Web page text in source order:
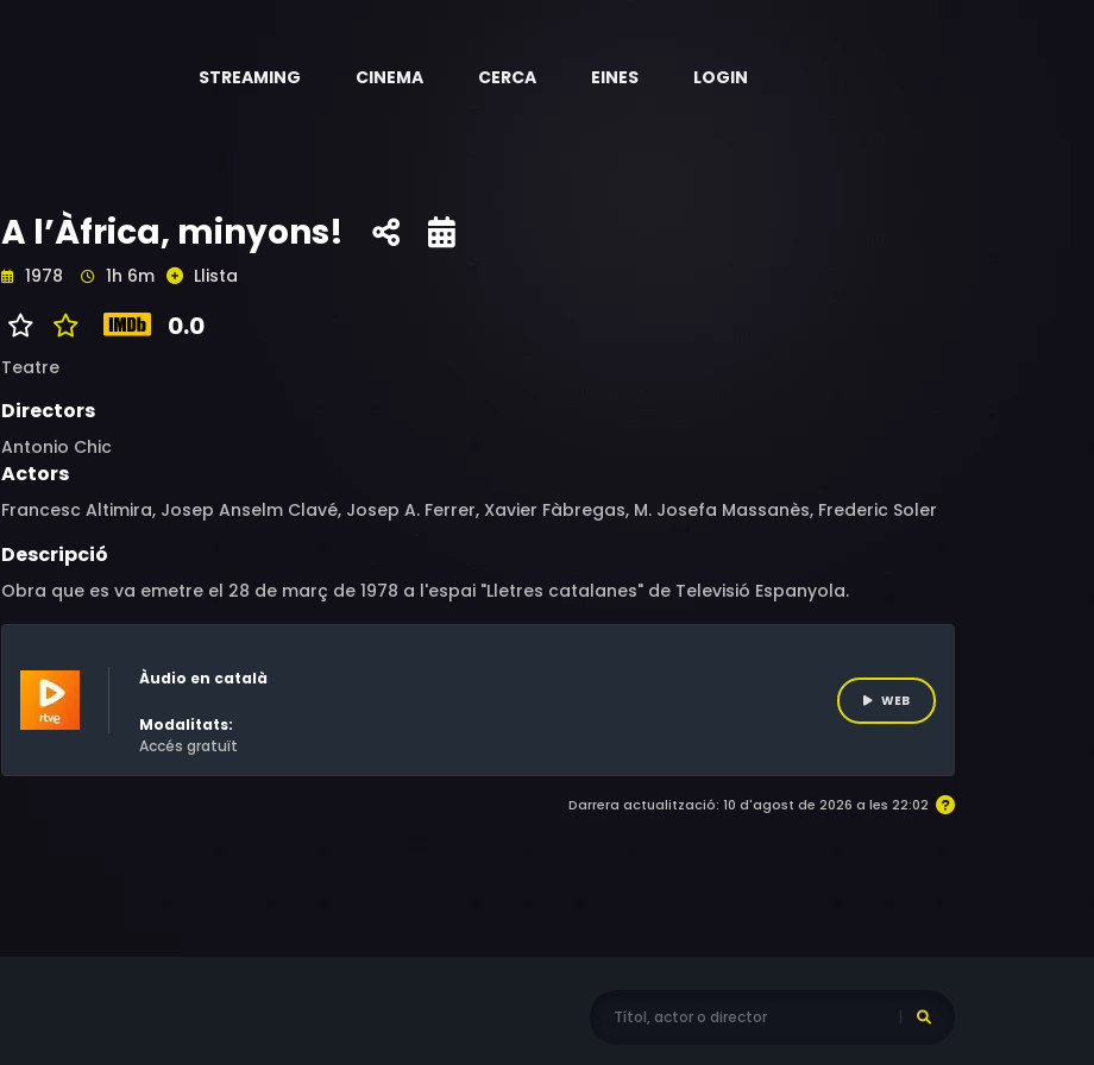
STREAMING CINEMA CERCA EINES LOGIN
A l’Àfrica, minyons!
1978 1h 6m Llista
0.0
Teatre
Directors
Antonio Chic
Actors
Francesc Altimira, Josep Anselm Clavé, Josep A. Ferrer, Xavier Fàbregas, M. Josefa Massanès, Frederic Soler
Descripció
Obra que es va emetre el 28 de març de 1978 a l'espai "Lletres catalanes" de Televisió Espanyola.
Àudio en català
Modalitats:
Accés gratuït
WEB
Darrera actualització: 10 d'agost de 2026 a les 22:02